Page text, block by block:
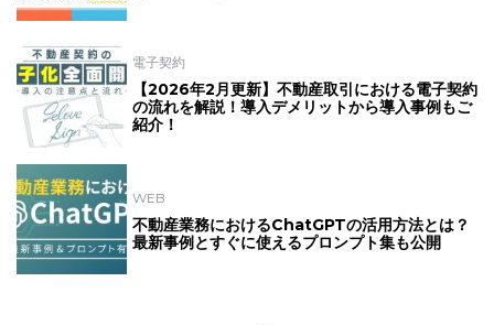
電子契約
【2026年2月更新】不動産取引における電子契約
の流れを解説！導入デメリットから導入事例もご
紹介！
WEB
不動産業務におけるChatGPTの活用方法とは？
最新事例とすぐに使えるプロンプト集も公開